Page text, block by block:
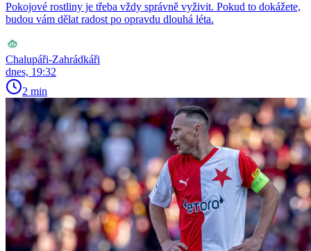
Pokojové rostliny je třeba vždy správně vyživit. Pokud to dokážete,
budou vám dělat radost po opravdu dlouhá léta.
Chalupáři-Zahrádkáři
dnes, 19:32
2 min